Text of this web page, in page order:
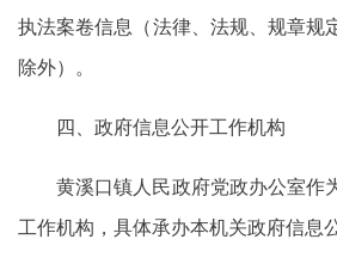
执法案卷信息（法律、法规、规章规
除外）。
四、政府信息公开工作机构
黄溪口镇人民政府党政办公室作
工作机构，具体承办本机关政府信息